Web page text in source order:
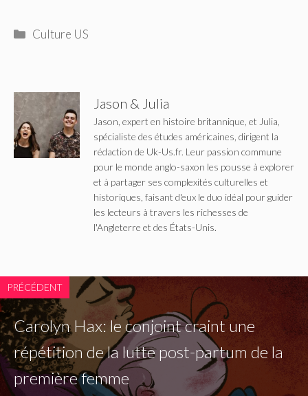
Catégories
Culture US
Jason & Julia
Jason, expert en histoire britannique, et Julia,
spécialiste des études américaines, dirigent la
rédaction de Uk-Us.fr. Leur passion commune
pour le monde anglo-saxon les pousse à explorer
et à partager ses complexités culturelles et
historiques, faisant d'eux le duo idéal pour guider
les lecteurs à travers les richesses de
l'Angleterre et des États-Unis.
PRÉCÉDENT
Carolyn Hax: le conjoint craint une
répétition de la lutte post-partum de la
première femme